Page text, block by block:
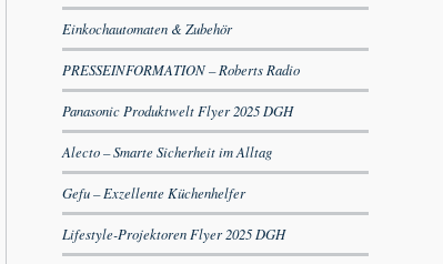
Einkochautomaten & Zubehör
PRESSEINFORMATION – Roberts Radio
Panasonic Produktwelt Flyer 2025 DGH
Alecto – Smarte Sicherheit im Alltag
Gefu – Exzellente Küchenhelfer
Lifestyle-Projektoren Flyer 2025 DGH